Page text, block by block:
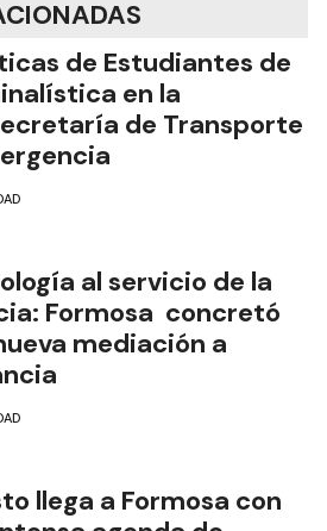
de Estudiantes de
en la
de Transporte
al servicio de la
Formosa concretó
mediación a
llega a Formosa con